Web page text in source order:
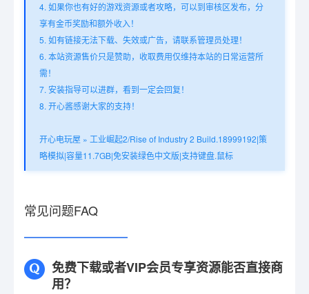
4. 如果你也有好的游戏资源或者攻略，可以到审核区发布，分
享有金币奖励和额外收入！
5. 如有链接无法下载、失效或广告，请联系管理员处理！
6. 本站资源售价只是赞助，收取费用仅维持本站的日常运营所
需！
7. 安装指导可以进群，看到一定会回复！
8. 开心酱感谢大家的支持！
开心电玩屋 » 工业崛起2/Rise of Industry 2 Build.18999192|策
略模拟|容量11.7GB|免安装绿色中文版|支持键盘.鼠标
常见问题FAQ
免费下载或者VIP会员专享资源能否直接商
用？